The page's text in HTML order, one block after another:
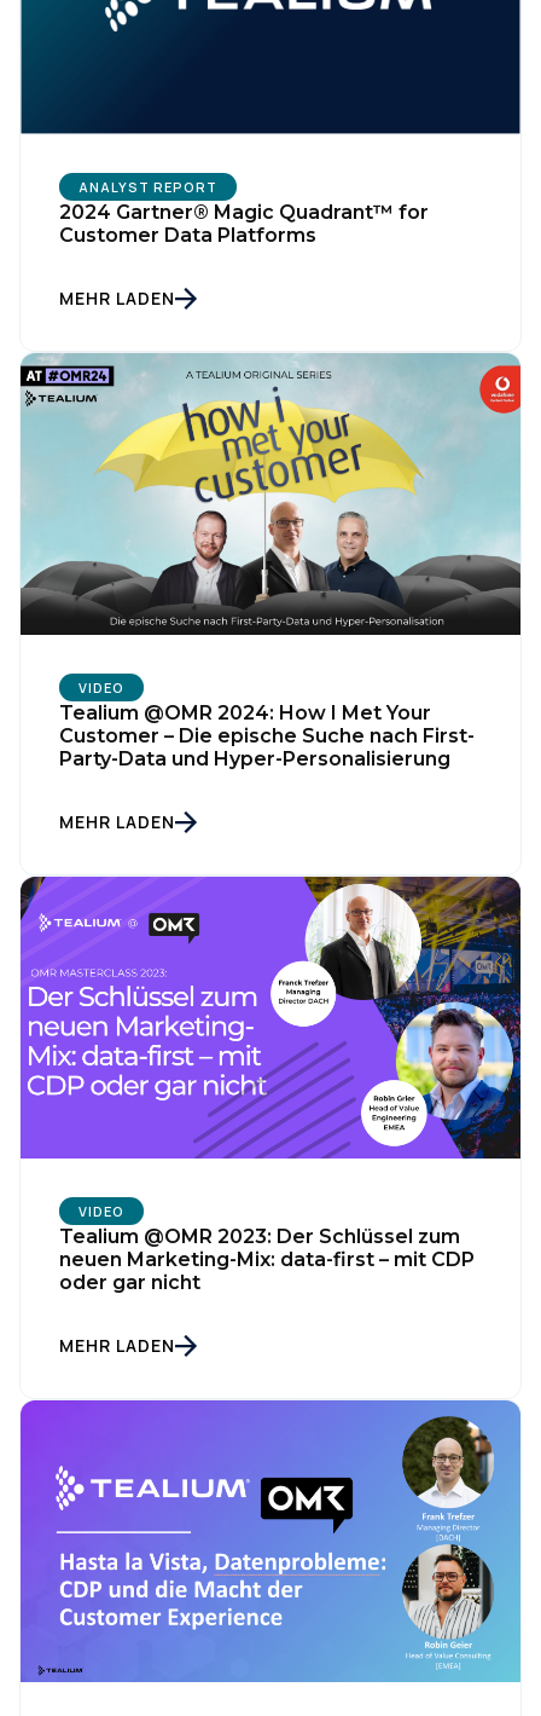
ANALYST REPORT
2024 Gartner® Magic Quadrant™ for
Customer Data Platforms
MEHR LADEN
VIDEO
Tealium @OMR 2024: How I Met Your
Customer – Die epische Suche nach First-
Party-Data und Hyper-Personalisierung
MEHR LADEN
VIDEO
Tealium @OMR 2023: Der Schlüssel zum
neuen Marketing-Mix: data-first – mit CDP
oder gar nicht
MEHR LADEN